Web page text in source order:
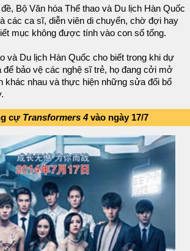
Bộ Văn hóa Thể thao và Du lịch Hàn Quốc
các ca sĩ, diễn viên di chuyển, chờ đợi hay
mục không được tính vào con số tổng.
và Du lịch Hàn Quốc cho biết trong khi dự
để bảo vệ các nghệ sĩ trẻ, họ đang cởi mở
khác nhau và thực hiện những sửa đổi bổ
cự Transformers 4 vào ngày 17/7